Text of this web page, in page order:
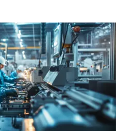
over uw pneumatische
pneumatisch